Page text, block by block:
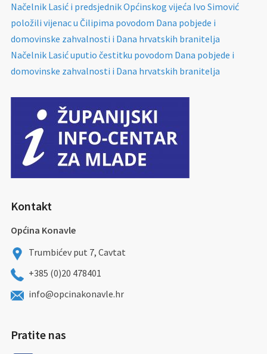
Načelnik Lasić i predsjednik Općinskog vijeća Ivo Simović
položili vijenac u Čilipima povodom Dana pobjede i
domovinske zahvalnosti i Dana hrvatskih branitelja
Načelnik Lasić uputio čestitku povodom Dana pobjede i
domovinske zahvalnosti i Dana hrvatskih branitelja
Kontakt
Općina Konavle
Trumbićev put 7, Cavtat
+385 (0)20 478401
info@opcinakonavle.hr
Pratite nas